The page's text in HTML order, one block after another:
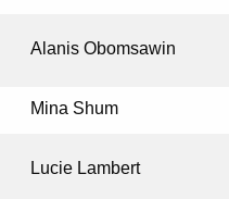
Alanis Obomsawin
Mina Shum
Lucie Lambert